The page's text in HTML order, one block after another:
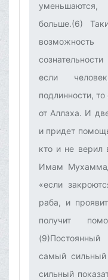
больше.(6)
если
подлинности,
от Аллаха. И
и придет
кто и не верил
Имам
«если
раба, и
получит
самый сильный
сильный